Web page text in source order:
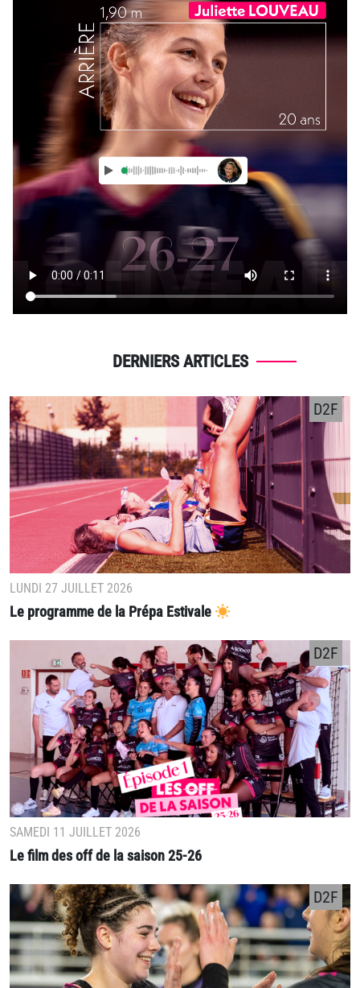
DERNIERS ARTICLES
LUNDI 27 JUILLET 2026
Le programme de la Prépa Estivale
D2F
SAMEDI 11 JUILLET 2026
Le film des off de la saison 25-26
D2F
D2F